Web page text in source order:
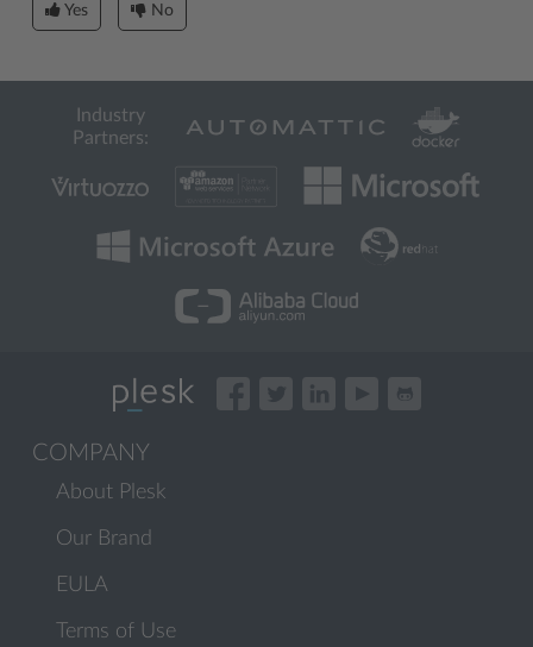
Yes No
Industry
Partners:
COMPANY
About Plesk
Our Brand
EULA
Terms of Use